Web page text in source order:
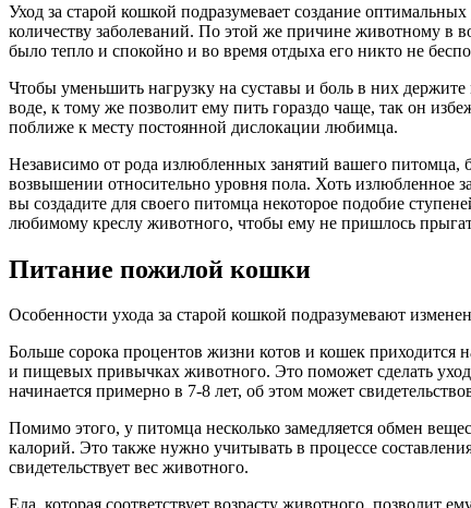
Уход за старой кошкой подразумевает создание
количеству заболеваний. По этой же причине животному в
было тепло и спокойно и во время отдыха его никто не
Чтобы уменьшить нагрузку на суставы и боль в них
воде, к тому же позволит ему пить гораздо чаще, так он
поближе к месту постоянной дислокации любимца.
Независимо от рода излюбленных занятий вашего
возвышении относительно уровня пола. Хоть излюбленное
вы создадите для своего питомца некоторое подобие
любимому креслу животного, чтобы ему не пришлось
Питание пожилой кошки
Особенности ухода за старой кошкой подразумевают
Больше сорока процентов жизни котов и кошек приходится
и пищевых привычках животного. Это поможет сделать уход
начинается примерно в 7-8 лет, об этом может
Помимо этого, у питомца несколько замедляется обмен
калорий. Это также нужно учитывать в процессе
свидетельствует вес животного.